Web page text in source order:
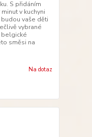
S přidáním
v kuchyni
vaše děti
vybrané
belgické
směsi na
Na dotaz